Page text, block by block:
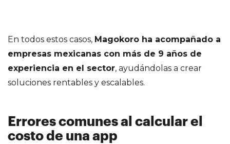
En todos estos casos, Magokoro ha acompañado a
empresas mexicanas con más de 9 años de
experiencia en el sector, ayudándolas a crear
soluciones rentables y escalables.
Errores comunes al calcular el
costo de una app